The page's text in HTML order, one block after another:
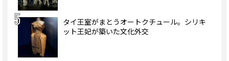
タイ王室がまとうオートクチュール。シリキ
ット王妃が築いた文化外交